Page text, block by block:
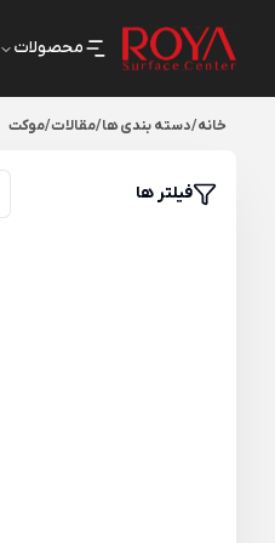
محصولات
خانه/دسته بندی ها/مقالات/موکت
فیلتر ها